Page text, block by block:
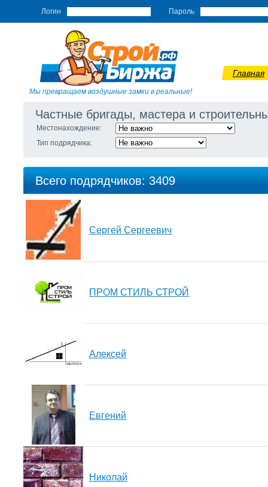
Логин Пароль
Мы превращаем воздушные замки в реальные!
Главная
Частные бригады, мастера и
Местонахождение:
Тип подрядчика:
Всего подрядчиков: 3409
Сергей Сергеевич
ПРОМ СТИЛЬ СТРОЙ
Алексей
Евгений
Николай